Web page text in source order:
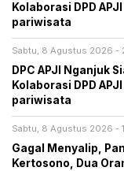
Kolaborasi DPD
pariwisata
Sabtu, 8 Agustus 2026 -
DPC APJI Nganjuk
Kolaborasi DPD
pariwisata
Sabtu, 8 Agustus 2026 -
Gagal Menyalip,
Kertosono, Dua